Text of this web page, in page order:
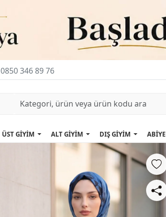
0850 346 89 76
ÜST GİYİM ALT GİYİM DIŞ GİYİM ABİYE